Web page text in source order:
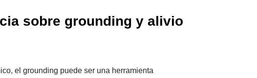
sobre grounding y alivio
el grounding puede ser una herramienta